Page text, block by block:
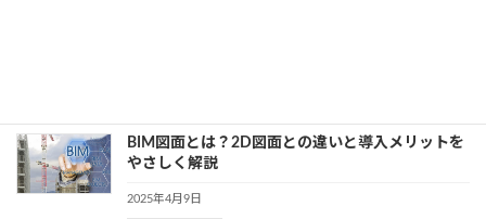
BIM図面とは？2D図面との違いと導入メリットを
やさしく解説
2025年4月9日